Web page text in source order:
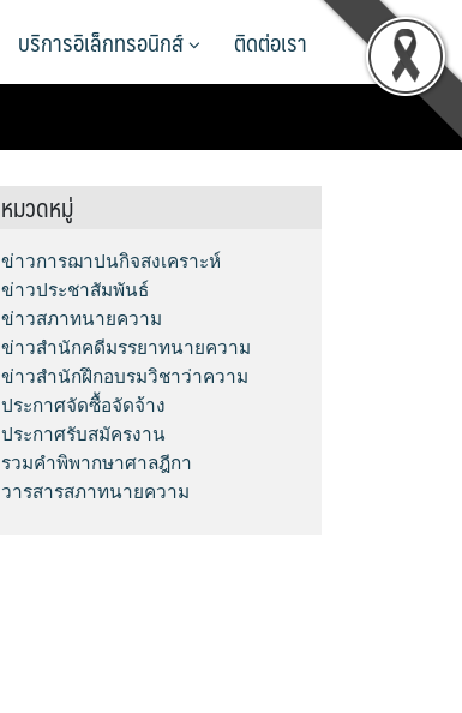
บริการอิเล็กทรอนิกส์ ติดต่อเรา
หมวดหมู่
ข่าวการฌาปนกิจสงเคราะห์
ข่าวประชาสัมพันธ์
ข่าวสภาทนายความ
ข่าวสำนักคดีมรรยาทนายความ
ข่าวสำนักฝึกอบรมวิชาว่าความ
ประกาศจัดซื้อจัดจ้าง
ประกาศรับสมัครงาน
รวมคำพิพากษาศาลฎีกา
วารสารสภาทนายความ